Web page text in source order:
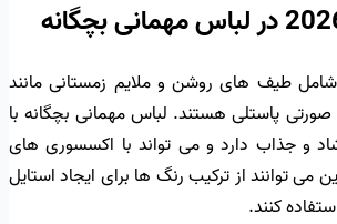
های ترند 2026 شامل طیف های روشن و ملایم زمستانی مانند
پاستلی هستند. لباس مهمانی بچگانه با
و جذاب دارد و می تواند با اکسسوری های
توانند از ترکیب رنگ ها برای ایجاد استایل
کنند.